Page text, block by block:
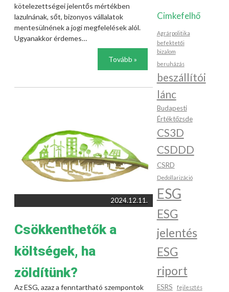
kötelezettségei jelentős mértékben
lazulnának, sőt, bizonyos vállalatok
mentesülnének a jogi megfelelések alól.
Ugyanakkor érdemes…
Tovább »
2024.12.11.
Csökkenthetők a
költségek, ha
zöldítünk?
Az ESG, azaz a fenntartható szempontok
Cimkefelhő
Agrárpolitika
befektetői
bizalom
beruházás
beszállítói
lánc
Budapesti
Értéktőzsde
CS3D
CSDDD
CSRD
Dedollarizáció
ESG
ESG
jelentés
ESG
riport
ESRS
fejlesztés